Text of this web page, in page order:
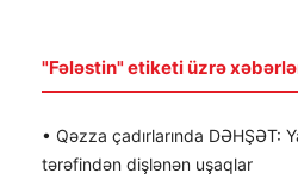
"Fələstin" etiketi üzrə
• Qəzza çadırlarında DƏHŞƏT:
tərəfindən dişlənən uşaqlar